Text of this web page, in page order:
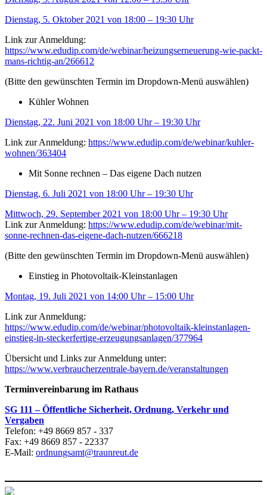
Dienstag, 5. Oktober 2021 von 18:00 – 19:30 Uhr
Link zur Anmeldung:
https://www.edudip.com/de/webinar/heizungserneuerung-wie-packt-
mans-richtig-an/266612
(Bitte den gewünschten Termin im Dropdown-Menü auswählen)
Kühler Wohnen
Dienstag, 22. Juni 2021 von 18:00 Uhr – 19:30 Uhr
Link zur Anmeldung: https://www.edudip.com/de/webinar/kuhler-
wohnen/363404
Mit Sonne rechnen – Das eigene Dach nutzen
Dienstag, 6. Juli 2021 von 18:00 Uhr – 19:30 Uhr
Mittwoch, 29. September 2021 von 18:00 Uhr – 19:30 Uhr
Link zur Anmeldung: https://www.edudip.com/de/webinar/mit-
sonne-rechnen-das-eigene-dach-nutzen/666218
(Bitte den gewünschten Termin im Dropdown-Menü auswählen)
Einstieg in Photovoltaik-Kleinstanlagen
Montag, 19. Juli 2021 von 14:00 Uhr – 15:00 Uhr
Link zur Anmeldung:
https://www.edudip.com/de/webinar/photovoltaik-kleinstanlagen-
einstieg-in-steckerfertige-erzeugungsanlagen/377964
Übersicht und Links zur Anmeldung unter:
https://www.verbraucherzentrale-bayern.de/veranstaltungen
Terminvereinbarung im Rathaus
SG 111 – Öffentliche Sicherheit, Ordnung, Verkehr und
Vergaben
Telefon: +49 8669 857 - 337
Fax: +49 8669 857 - 22337
E-Mail: ordnungsamt@traunreut.de